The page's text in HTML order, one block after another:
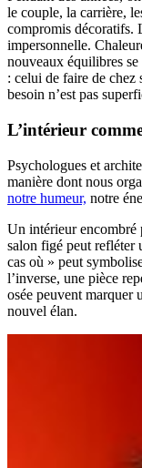
le couple, la carrière,
compromis décoratifs.
impersonnelle.
nouveaux équilibres
: celui de faire de chez
besoin n’est pas
L’intérieur
Psychologues et
manière dont nous
notre humeur, notre
Un intérieur encombré
salon figé peut refléter
cas où » peut
l’inverse, une pièce
osée peuvent marquer
nouvel élan.